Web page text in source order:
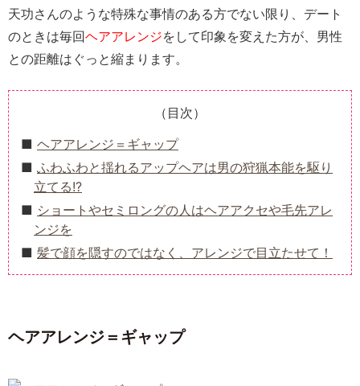
天功さんのような特殊な事情のある方でない限り、デート
のときは毎回ヘアアレンジをして印象を変えた方が、男性
との距離はぐっと縮まります。
（目次）
ヘアアレンジ＝ギャップ
ふわふわと揺れるアップヘアは男の狩猟本能を駆り
立てる!?
ショートやセミロングの人はヘアアクセや毛先アレ
ンジを
髪で顔を隠すのではなく、アレンジで目立たせて！
ヘアアレンジ＝ギャップ